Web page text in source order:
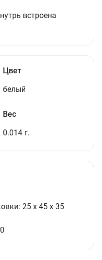
встроена
Цвет
белый
Вес
0.014 г.
25 x 45 x 35